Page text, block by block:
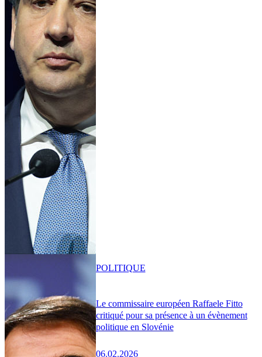
Le commissaire européen Raffaele Fitto
critiqué pour sa présence à un évènement
politique en Slovénie
06.02.2026
POLITIQUE